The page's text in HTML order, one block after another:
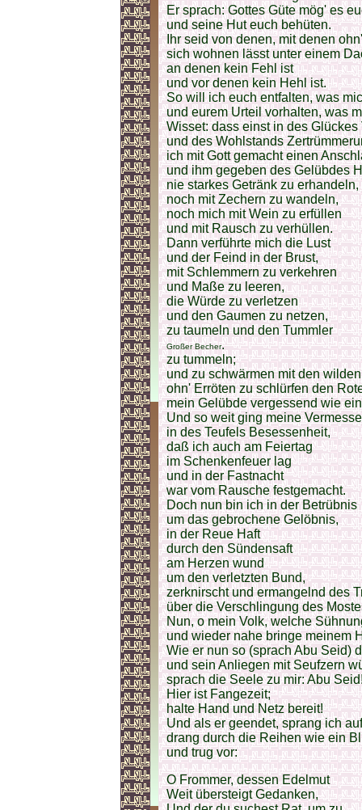
Er sprach: Gottes Güte mög' es
und seine Hut euch behüten.
Ihr seid von denen, mit denen
sich wohnen lässt unter einem
an denen kein Fehl ist
und vor denen kein Hehl ist.
So will ich euch entfalten, was
und eurem Urteil vorhalten, was
Wisset: dass einst in des Glückes
und des Wohlstands
ich mit Gott gemacht einen
und ihm gegeben des Gelübdes
nie starkes Getränk zu erhandeln,
noch mit Zechern zu wandeln,
noch mich mit Wein zu erfüllen
und mit Rausch zu verhüllen.
Dann verführte mich die Lust
und der Feind in der Brust,
mit Schlemmern zu verkehren
und Maße zu leeren,
die Würde zu verletzen
und den Gaumen zu netzen,
zu taumeln und den Tummler
Großer Becher.
zu tummeln;
und zu schwärmen mit den
ohn' Erröten zu schlürfen den
mein Gelübde vergessend wie
Und so weit ging meine
in des Teufels Besessenheit,
daß ich auch am Feiertag
im Schenkenfeuer lag
und in der Fastnacht
war vom Rausche festgemacht.
Doch nun bin ich in der Betrübnis
um das gebrochene Gelöbnis,
in der Reue Haft
durch den Sündensaft
am Herzen wund
um den verletzten Bund,
zerknirscht und ermangelnd des
über die Verschlingung des
Nun, o mein Volk, welche
und wieder nahe bringe meinem
Wie er nun so (sprach Abu Seid)
und sein Anliegen mit Seufzern
sprach die Seele zu mir: Abu
Hier ist Fangezeit;
halte Hand und Netz bereit!
Und als er geendet, sprang ich
drang durch die Reihen wie ein
und trug vor:
O Frommer, dessen Edelmut
Weit übersteigt Gedanken,